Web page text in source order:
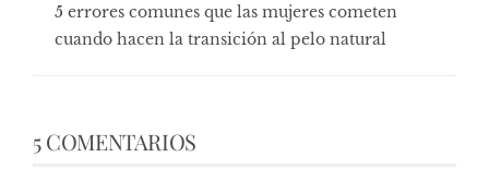
5 errores comunes que las mujeres cometen
cuando hacen la transición al pelo natural
5 COMENTARIOS